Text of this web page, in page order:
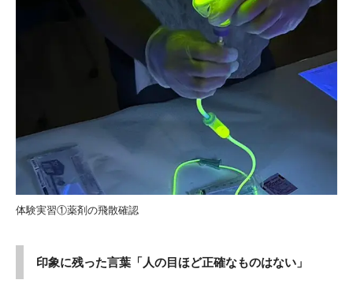
体験実習①薬剤の飛散確認
印象に残った言葉「人の目ほど正確なものはない」